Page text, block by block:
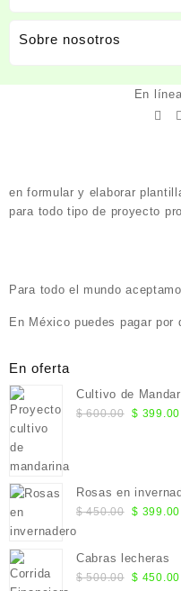
Sobre nosotros
En
en formular y elaborar
para todo tipo de proyecto
Para todo el mundo
En México puedes pagar
En oferta
Cultivo de
$600.00 El
$
$ 399.00
Rosas en
$450.00 El
$ 450.00.
$ 399.00
Cabras lecheras
$500.00 El
$ 450.00